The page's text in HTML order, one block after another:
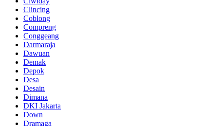
Clincing
Coblong
Compreng
Conggeang
Darmaraja
Dawuan
Demak
Depok
Desa
Desain
Dimana
DKI Jakarta
Down
Dramaga